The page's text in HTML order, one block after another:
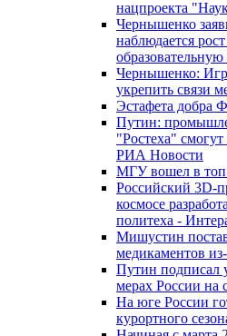
нацпроекта
Чернышенко
наблюдается
Чернышенко:
укрепить связи
Эстафета добра
Путин:
"Ростеха"
РИА Новости
МГУ вошел в
Российский 3D-
космосе
политеха -
Мишустин
медикаментов
Путин подписал
мерах России
На юге России
курортного